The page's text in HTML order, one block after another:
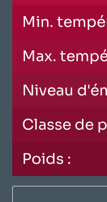
Min.
Max.
Niveau
Classe de
Poids :